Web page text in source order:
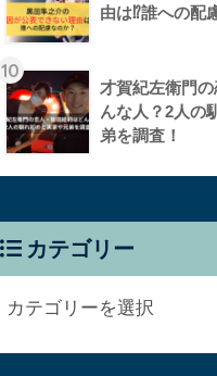
由は⁉︎誰への配
10
才賀紀左衛門
んな人？2人の
弟を調査！
カテゴリー